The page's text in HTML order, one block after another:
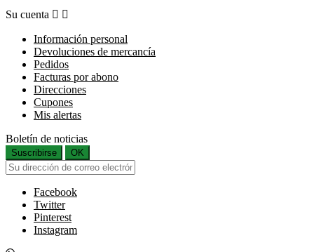
Su cuenta  
Información personal
Devoluciones de mercancía
Pedidos
Facturas por abono
Direcciones
Cupones
Mis alertas
Boletín de noticias
Suscribirse OK
Facebook
Twitter
Pinterest
Instagram